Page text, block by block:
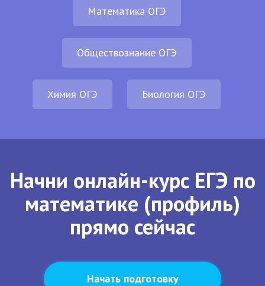
Математика ОГЭ
Обществознание ОГЭ
Химия ОГЭ Биология ОГЭ
Начни онлайн-курс ЕГЭ по
математике (профиль)
прямо сейчас
Начать подготовку